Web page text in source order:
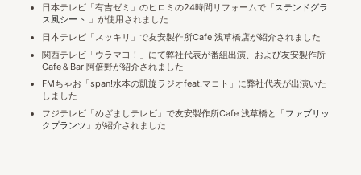
日本テレビ「有吉ゼミ」のヒロミの24時間リフォームで「ステンドグラ
ス風シート
」が使用されました
日本テレビ「スッキリ」で友安製作所Cafe 浅草橋店が紹介されました
関西テレビ「ウラマヨ！」にて弊社代表が番組出演、および友安製作所
Cafe＆Bar 阿倍野が紹介されました
FMちゃお「span!水本の凱旋ラジオfeat.マコト」に弊社代表が出演いた
しました
フジテレビ「めざましテレビ」で友安製作所Cafe 浅草橋と「ファブリッ
クプランツ 」が紹介されました